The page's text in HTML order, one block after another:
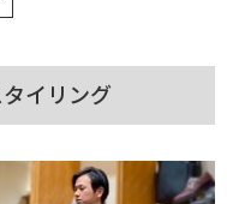
イリング